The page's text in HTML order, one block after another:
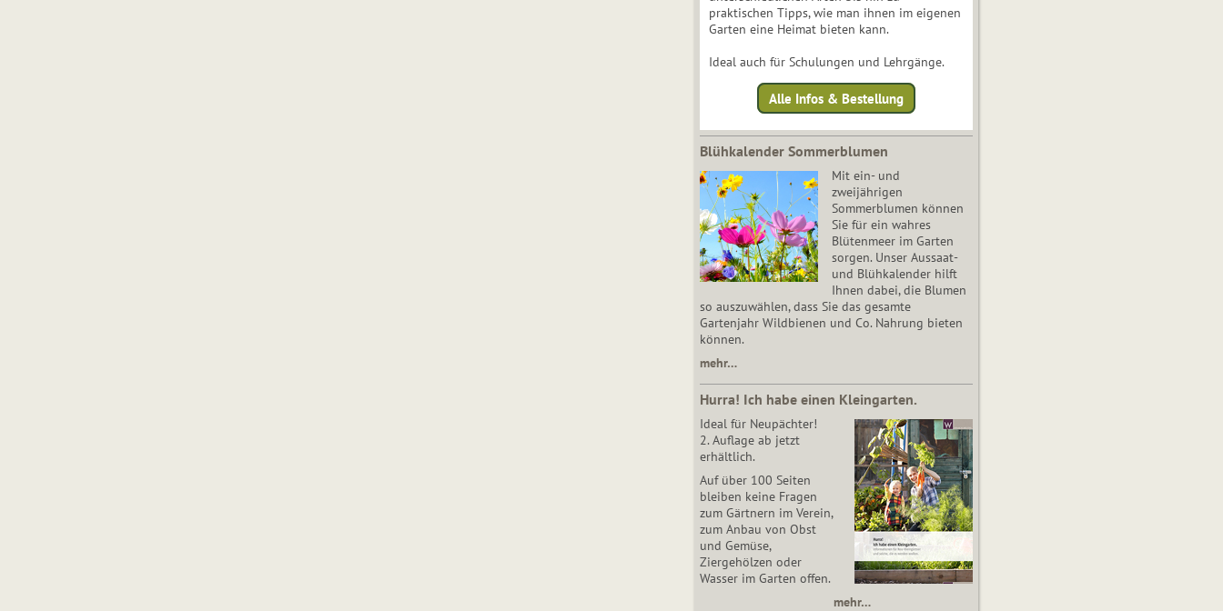
praktischen Tipps, wie man ihnen im eigenen
Garten eine Heimat bieten kann.
Ideal auch für Schulungen und Lehrgänge.
Alle Infos & Bestellung
Blühkalender Sommerblumen
Mit ein- und
zweijährigen
Sommerblumen können
Sie für ein wahres
Blütenmeer im Garten
sorgen. Unser Aussaat-
und Blühkalender hilft
Ihnen dabei, die Blumen
so auszuwählen, dass Sie das gesamte
Gartenjahr Wildbienen und Co. Nahrung bieten
können.
mehr…
Hurra! Ich habe einen Kleingarten.
Ideal für Neupächter!
2. Auflage ab jetzt
erhältlich.
Auf über 100 Seiten
bleiben keine Fragen
zum Gärtnern im Verein,
zum Anbau von Obst
und Gemüse,
Ziergehölzen oder
Wasser im Garten offen.
mehr…